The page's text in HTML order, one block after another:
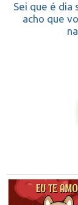
Sei que é dia
acho que